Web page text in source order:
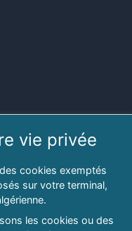
vie privée
cookies exemptés
sur votre terminal,
les cookies ou des